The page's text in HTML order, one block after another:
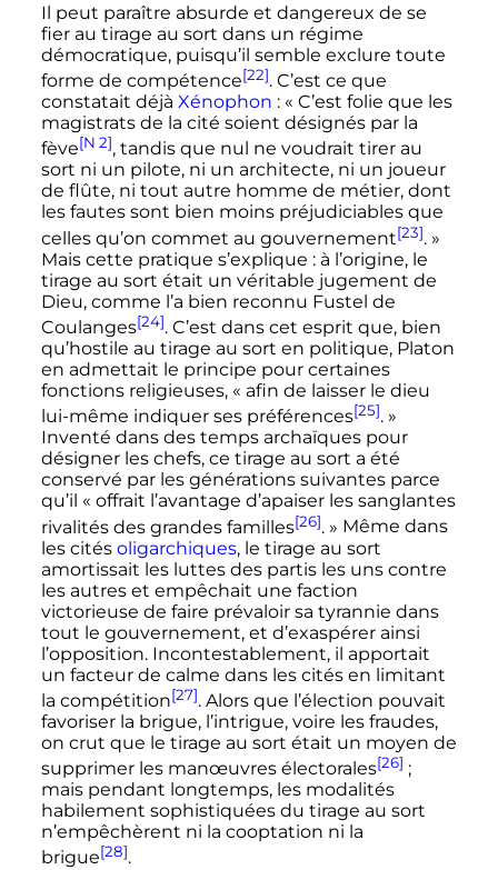
Il peut paraître absurde et dangereux de se
fier au tirage au sort dans un régime
démocratique, puisqu’il semble exclure toute
forme de compétence[22]. C’est ce que
constatait déjà Xénophon : « C’est folie que les
magistrats de la cité soient désignés par la
fève[N 2], tandis que nul ne voudrait tirer au
sort ni un pilote, ni un architecte, ni un joueur
de flûte, ni tout autre homme de métier, dont
les fautes sont bien moins préjudiciables que
celles qu’on commet au gouvernement[23]. »
Mais cette pratique s’explique : à l’origine, le
tirage au sort était un véritable jugement de
Dieu, comme l’a bien reconnu Fustel de
Coulanges[24]. C’est dans cet esprit que, bien
qu’hostile au tirage au sort en politique, Platon
en admettait le principe pour certaines
fonctions religieuses, « afin de laisser le dieu
lui-même indiquer ses préférences[25]. »
Inventé dans des temps archaïques pour
désigner les chefs, ce tirage au sort a été
conservé par les générations suivantes parce
qu’il « offrait l’avantage d’apaiser les sanglantes
rivalités des grandes familles[26]. » Même dans
les cités oligarchiques, le tirage au sort
amortissait les luttes des partis les uns contre
les autres et empêchait une faction
victorieuse de faire prévaloir sa tyrannie dans
tout le gouvernement, et d’exaspérer ainsi
l’opposition. Incontestablement, il apportait
un facteur de calme dans les cités en limitant
la compétition[27]. Alors que l’élection pouvait
favoriser la brigue, l’intrigue, voire les fraudes,
on crut que le tirage au sort était un moyen de
supprimer les manœuvres électorales[26] ;
mais pendant longtemps, les modalités
habilement sophistiquées du tirage au sort
n’empêchèrent ni la cooptation ni la
brigue[28].